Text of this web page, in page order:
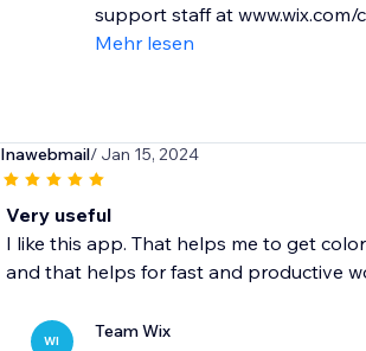
support staff at
Mehr lesen
Inawebmail/ Jan 15, 2024
Very useful
I like this app. That helps me to get
and that helps for fast and productive
WI Team Wix